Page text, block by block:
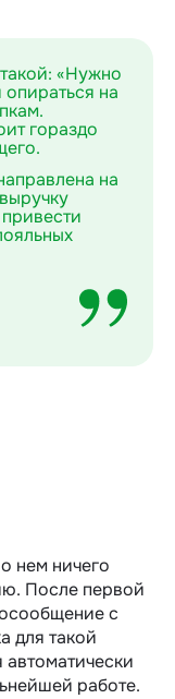
«Нужно
на
гораздо
на
нем ничего
После первой
с
для такой
работе.